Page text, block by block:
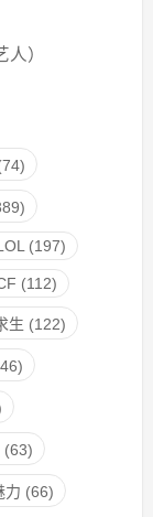
）
(197)
(112)
生 (122)
(63)
力 (66)